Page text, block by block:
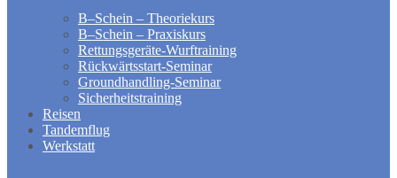
B–Schein – Theoriekurs
B–Schein – Praxiskurs
Rettungsgeräte-Wurftraining
Rückwärtsstart-Seminar
Groundhandling​-Seminar
Sicherheitstraining
Reisen
Tandemflug
Werkstatt